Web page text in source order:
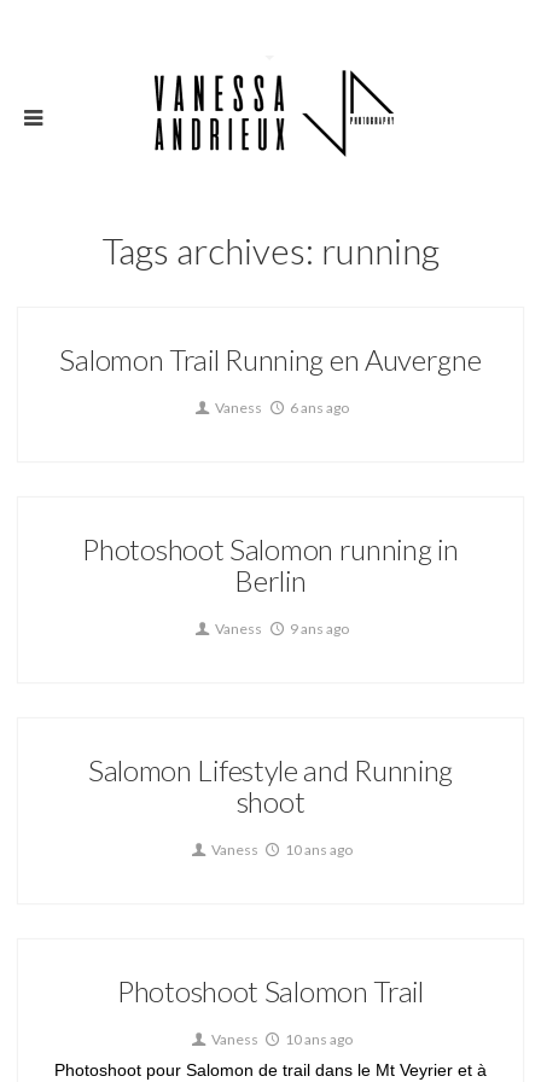
Tags archives: running
Salomon Trail Running en Auvergne
Vaness 6 ans ago
Photoshoot Salomon running in
Berlin
Vaness 9 ans ago
Salomon Lifestyle and Running
shoot
Vaness 10 ans ago
Photoshoot Salomon Trail
Vaness 10 ans ago
Photoshoot pour Salomon de trail dans le Mt Veyrier et à